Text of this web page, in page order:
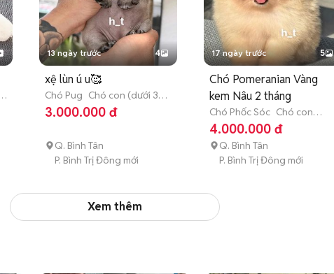
13 ngày trước 4
xệ lùn ú u🥰
Chó Pug Chó con (dưới 3
tháng tuổi)
3.000.000 đ
Q. Bình Tân
P. Bình Trị Đông mới
17 ngày trước 5
Chó Pomeranian Vàng
kem Nâu 2 tháng
Chó Phốc Sóc Chó con
(dưới 3 tháng tuổi)
4.000.000 đ
Q. Bình Tân
P. Bình Trị Đông mới
Xem thêm